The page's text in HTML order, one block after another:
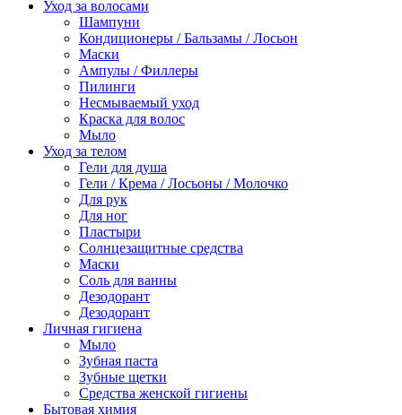
Уход за волосами
Шампуни
Кондиционеры / Бальзамы / Лосьон
Маски
Ампулы / Филлеры
Пилинги
Несмываемый уход
Краска для волос
Мыло
Уход за телом
Гели для душа
Гели / Крема / Лосьоны / Молочко
Для рук
Для ног
Пластыри
Солнцезащитные средства
Маски
Соль для ванны
Дезодорант
Дезодорант
Личная гигиена
Мыло
Зубная паста
Зубные щетки
Средства женской гигиены
Бытовая химия